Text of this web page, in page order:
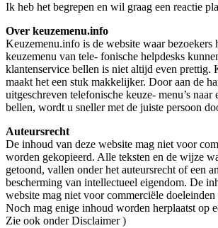
Ik heb het begrepen en wil graag een reactie
Over keuzemenu.info
Keuzemenu.info is de website waar bezoekers
keuzemenu van tele- fonische helpdesks
klantenservice bellen is niet altijd even prettig.
maakt het een stuk makkelijker. Door aan de
uitgeschreven telefonische keuze- menu’s naar
bellen, wordt u sneller met de juiste persoon
Auteursrecht
De inhoud van deze website mag niet voor
worden gekopieerd. Alle teksten en de wijze
getoond, vallen onder het auteursrecht of een
bescherming van intellectueel eigendom. De
website mag niet voor commerciële
Noch mag enige inhoud worden herplaatst op
Zie ook onder Disclaimer )